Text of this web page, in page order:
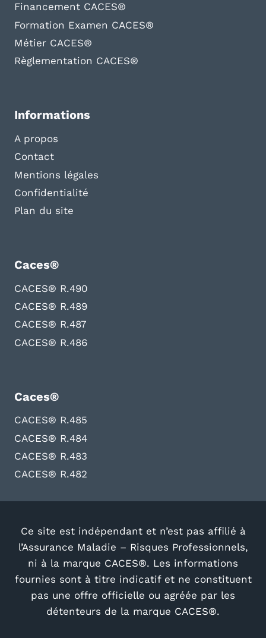
Financement CACES®
Formation Examen CACES®
Métier CACES®
Règlementation CACES®
Informations
A propos
Contact
Mentions légales
Confidentialité
Plan du site
Caces®
CACES® R.490
CACES® R.489
CACES® R.487
CACES® R.486
Caces®
CACES® R.485
CACES® R.484
CACES® R.483
CACES® R.482
Ce site est indépendant et n’est pas affilié à
l’Assurance Maladie – Risques Professionnels,
ni à la marque CACES®. Les informations
fournies sont à titre indicatif et ne constituent
pas une offre officielle ou agréée par les
détenteurs de la marque CACES®.